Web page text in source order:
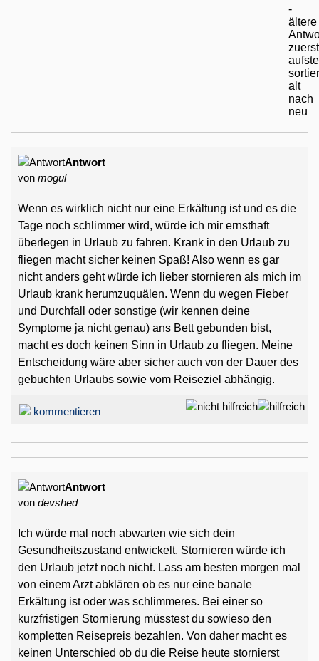
Antwort
von mogul
Wenn es wirklich nicht nur eine Erkältung ist und es die
Tage noch schlimmer wird, würde ich mir ernsthaft
überlegen in Urlaub zu fahren. Krank in den Urlaub zu
fliegen macht sicher keinen Spaß! Also wenn es gar
nicht anders geht würde ich lieber stornieren als mich im
Urlaub krank herumzuquälen. Wenn du wegen Fieber
und Durchfall oder sonstige (wir kennen deine
Symptome ja nicht genau) ans Bett gebunden bist,
macht es doch keinen Sinn in Urlaub zu fliegen. Meine
Entscheidung wäre aber sicher auch von der Dauer des
gebuchten Urlaubs sowie vom Reiseziel abhängig.
kommentieren
Antwort
von devshed
Ich würde mal noch abwarten wie sich dein
Gesundheitszustand entwickelt. Stornieren würde ich
den Urlaub jetzt noch nicht. Lass am besten morgen mal
von einem Arzt abklären ob es nur eine banale
Erkältung ist oder was schlimmeres. Bei einer so
kurzfristigen Stornierung müsstest du sowieso den
kompletten Reisepreis bezahlen. Von daher macht es
keinen Unterschied ob du die Reise heute stornierst